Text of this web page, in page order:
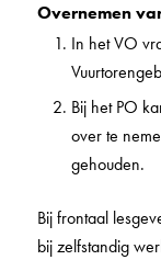
Overnemen
In het VO
Bij het PO
over te
gehouden.
Bij frontaal
bij zelfstandig